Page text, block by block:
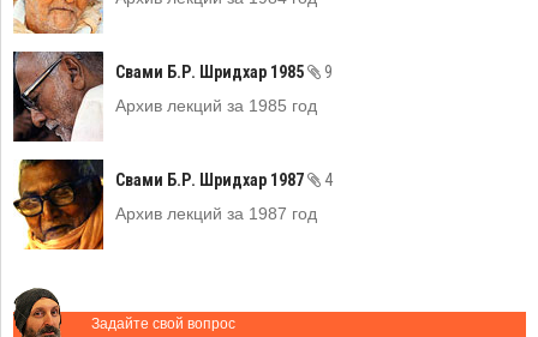
Свами Б.Р. Шридхар 1985
9
Архив лекций за 1985 год
Свами Б.Р. Шридхар 1987
4
Архив лекций за 1987 год
Задайте свой вопрос